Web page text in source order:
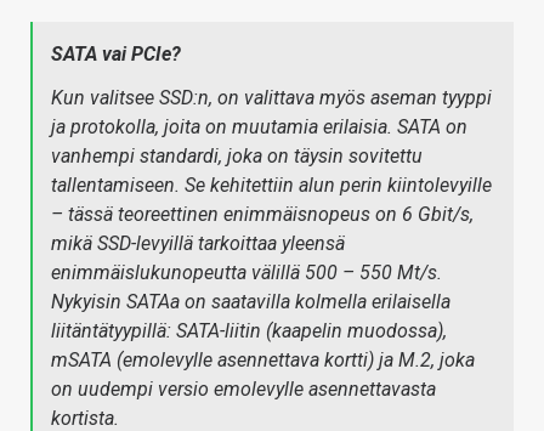
SATA vai PCIe?
Kun valitsee SSD:n, on valittava myös aseman tyyppi
ja protokolla, joita on muutamia erilaisia. SATA on
vanhempi standardi, joka on täysin sovitettu
tallentamiseen. Se kehitettiin alun perin kiintolevyille
– tässä teoreettinen enimmäisnopeus on 6 Gbit/s,
mikä SSD-levyillä tarkoittaa yleensä
enimmäislukunopeutta välillä 500 – 550 Mt/s.
Nykyisin SATAa on saatavilla kolmella erilaisella
liitäntätyypillä: SATA-liitin (kaapelin muodossa),
mSATA (emolevylle asennettava kortti) ja M.2, joka
on uudempi versio emolevylle asennettavasta
kortista.